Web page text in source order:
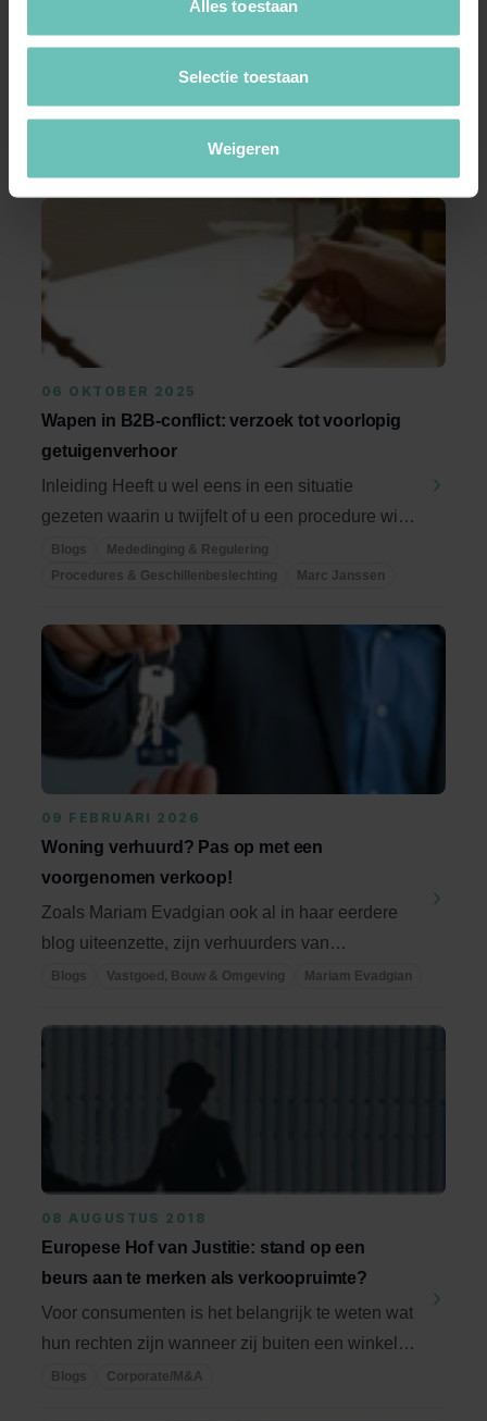
Alles toestaan
Selectie toestaan
Weigeren
Meer nieuws
06 OKTOBER 2025
Wapen in B2B-conflict: verzoek tot voorlopig
getuigenverhoor
Inleiding Heeft u wel eens in een situatie
gezeten waarin u twijfelt of u een procedure wil
...Blogs
Mededinging & Regulering
Procedures & Geschillenbeslechting
Marc Janssen
09 FEBRUARI 2026
Woning verhuurd? Pas op met een
voorgenomen verkoop!
Zoals Mariam Evadgian ook al in haar eerdere
blog uiteenzette, zijn verhuurders van
woonruimten in ...
Blogs Vastgoed, Bouw & Omgeving Mariam Evadgian
08 AUGUSTUS 2018
Europese Hof van Justitie: stand op een
beurs aan te merken als verkoopruimte?
Voor consumenten is het belangrijk te weten wat
hun rechten zijn wanneer zij buiten een winkel
(of ...
Blogs Corporate/M&A